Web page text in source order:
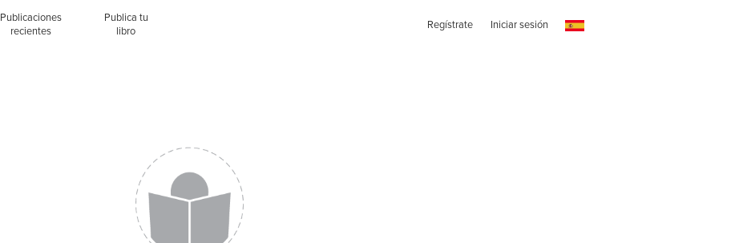
Publicaciones
recientes
Publica tu
libro
Regístrate Iniciar sesión